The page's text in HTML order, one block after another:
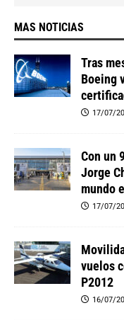
MAS NOTICIAS
Tras
Boeing
17/07/
Con un
Jorge
mundo
17/07/
vuelos
P2012
16/07/